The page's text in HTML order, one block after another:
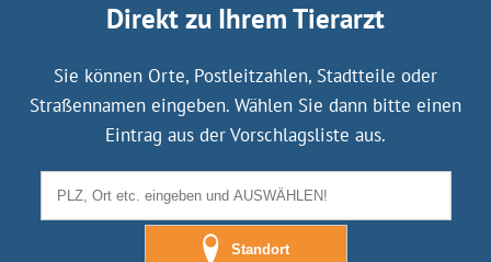
Direkt zu Ihrem Tierarzt
Sie können Orte, Postleitzahlen, Stadtteile oder
Straßennamen eingeben. Wählen Sie dann bitte einen
Eintrag aus der Vorschlagsliste aus.
Standort